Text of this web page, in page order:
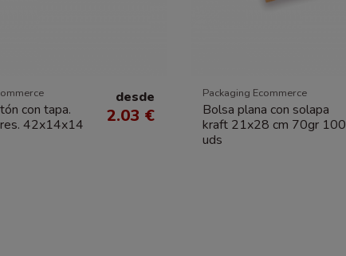
con tapa.
42x14x14
desde
2.03 €
Packaging Ecommerce
Bolsa plana con solapa
kraft 21x28 cm 70gr 100
uds